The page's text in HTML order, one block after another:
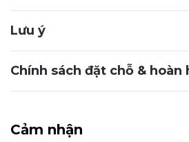
Lưu ý
Chính sách đặt chỗ & hoàn
Cảm nhận